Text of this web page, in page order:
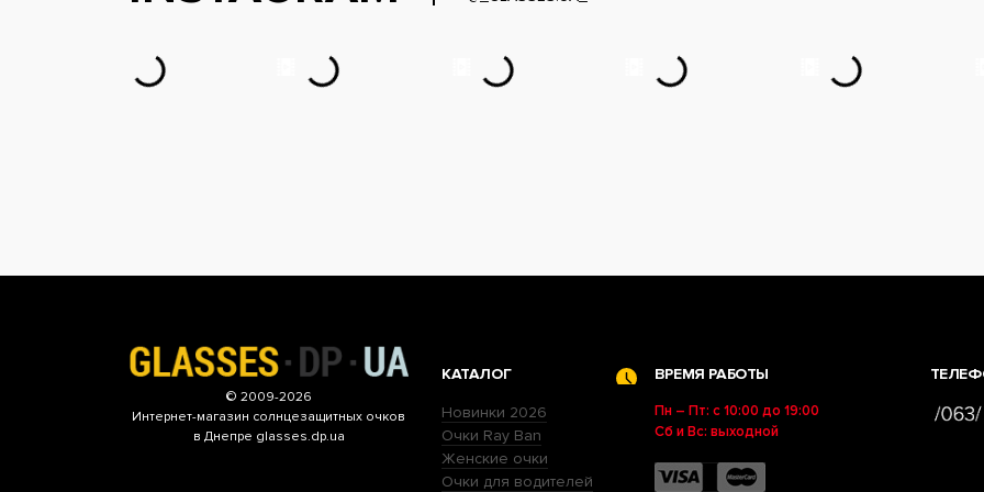
© 2009-2026
Интернет-магазин солнцезащитных очков
в Днепре glasses.dp.ua
КАТАЛОГ
Новинки 2026
Очки Ray Ban
Женские очки
Очки для водителей
ВРЕМЯ РАБОТЫ
Пн – Пт: с 10:00 до 19:00
Сб и Вс: выходной